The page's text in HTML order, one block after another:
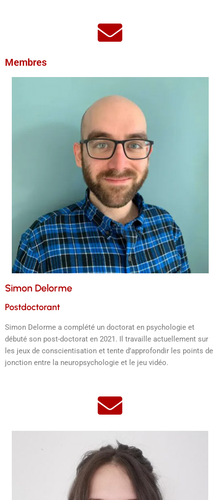
Membres
Simon Delorme
Postdoctorant
Simon Delorme a complété un doctorat en psychologie et
débuté son post-doctorat en 2021. Il travaille actuellement sur
les jeux de conscientisation et tente d’approfondir les points de
jonction entre la neuropsychologie et le jeu vidéo.